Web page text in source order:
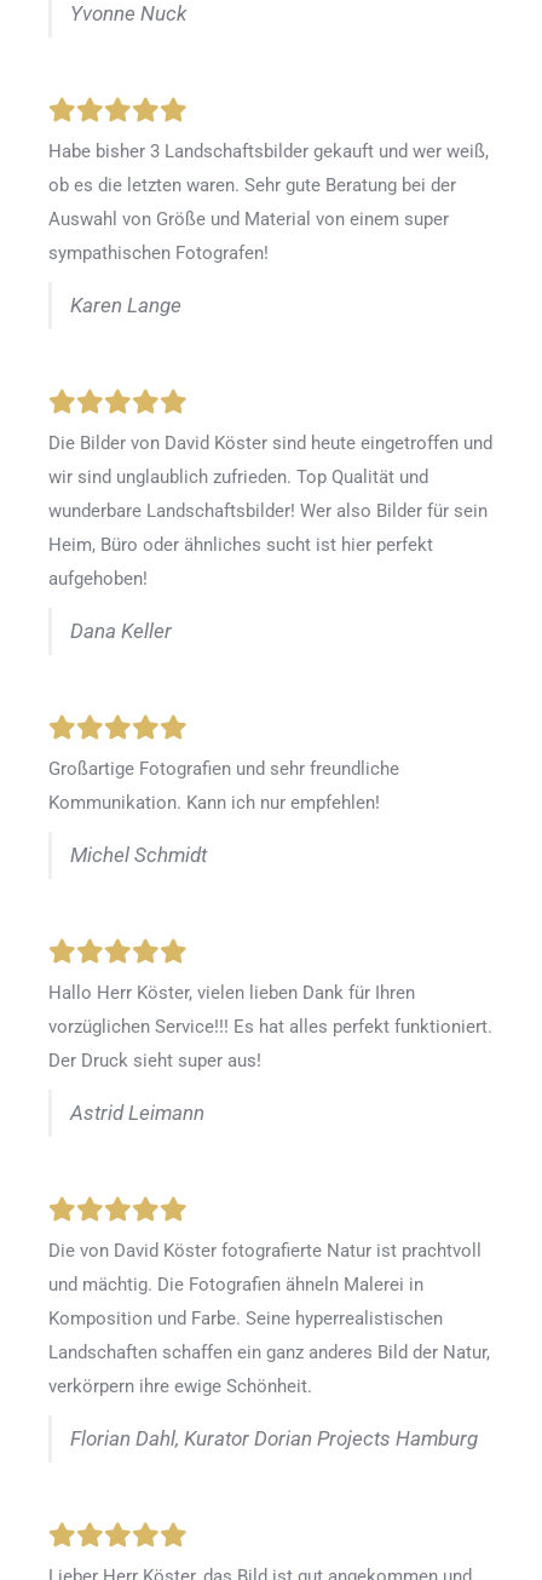
Yvonne Nuck
Habe bisher 3 Landschaftsbilder gekauft und wer weiß,
ob es die letzten waren. Sehr gute Beratung bei der
Auswahl von Größe und Material von einem super
sympathischen Fotografen!
Karen Lange
Die Bilder von David Köster sind heute eingetroffen und
wir sind unglaublich zufrieden. Top Qualität und
wunderbare Landschaftsbilder! Wer also Bilder für sein
Heim, Büro oder ähnliches sucht ist hier perfekt
aufgehoben!
Dana Keller
Großartige Fotografien und sehr freundliche
Kommunikation. Kann ich nur empfehlen!
Michel Schmidt
Hallo Herr Köster, vielen lieben Dank für Ihren
vorzüglichen Service!!! Es hat alles perfekt funktioniert.
Der Druck sieht super aus!
Astrid Leimann
Die von David Köster fotografierte Natur ist prachtvoll
und mächtig. Die Fotografien ähneln Malerei in
Komposition und Farbe. Seine hyperrealistischen
Landschaften schaffen ein ganz anderes Bild der Natur,
verkörpern ihre ewige Schönheit.
Florian Dahl, Kurator Dorian Projects Hamburg